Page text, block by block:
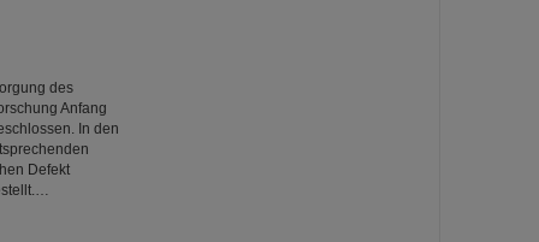
des
Anfang
In den
Defekt